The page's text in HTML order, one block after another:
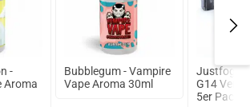
-
Aroma
Bubblegum - Vampire
Vape Aroma 30ml
Justfog
G14
5er Pack